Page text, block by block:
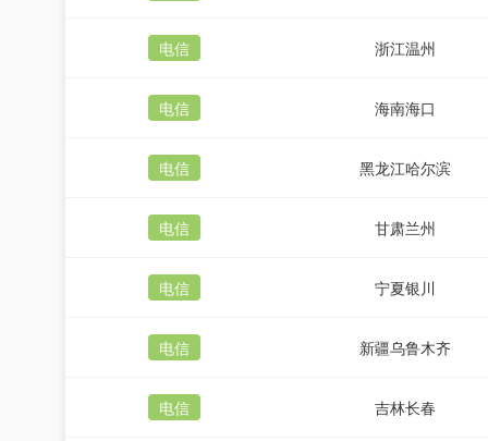
电信 浙江温州
电信 海南海口
电信 黑龙江哈尔滨
电信 甘肃兰州
电信 宁夏银川
电信 新疆乌鲁木齐
电信 吉林长春